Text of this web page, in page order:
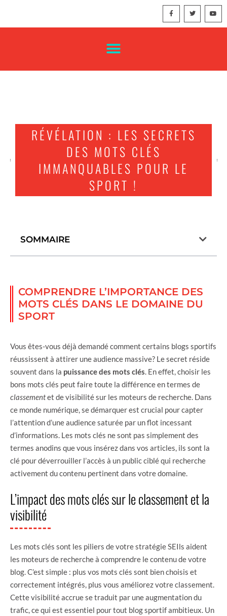
RÉVÉLATION : LES SECRETS
DES MOTS CLÉS
IMMANQUABLES POUR LE
SPORT !
SOMMAIRE
COMPRENDRE L’IMPORTANCE DES
MOTS CLÉS DANS LE DOMAINE DU
SPORT
Vous êtes-vous déjà demandé comment certains blogs sportifs
réussissent à attirer une audience massive? Le secret réside
souvent dans la puissance des mots clés . En effet, choisir les
bons mots clés peut faire toute la différence en termes de
classementet de visibilité sur les moteurs de recherche. Dans
ce monde numérique, se démarquer est crucial pour capter
l’attention d’une audience saturée par un flot incessant
d’informations. Les mots clés ne sont pas simplement des
termes anodins que vous insérez dans vos articles, ils sont la
clé pour déverrouiller l’accès à un public ciblé qui recherche
activement du contenu pertinent dans votre domaine.
L’impact des mots clés sur le classement et la
visibilité
Les mots clés sont les piliers de votre stratégie SEIls aident
les moteurs de recherche à comprendre le contenu de votre
blog. C’est simple : plus vos mots clés sont bien choisis et
correctement intégrés, plus vous améliorez votre classement.
Cette visibilité accrue se traduit par une augmentation du
trafic, ce qui est essentiel pour tout blog sportif ambitieux. Un